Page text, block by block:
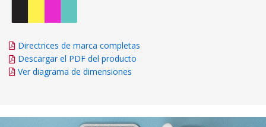
Directrices de marca completas
Descargar el PDF del producto
Ver diagrama de dimensiones